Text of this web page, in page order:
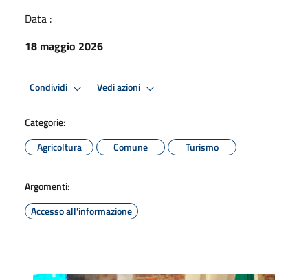
Data :
18 maggio 2026
Condividi Vedi azioni
Categorie:
Agricoltura
Comune Turismo
Argomenti:
Accesso all'informazione